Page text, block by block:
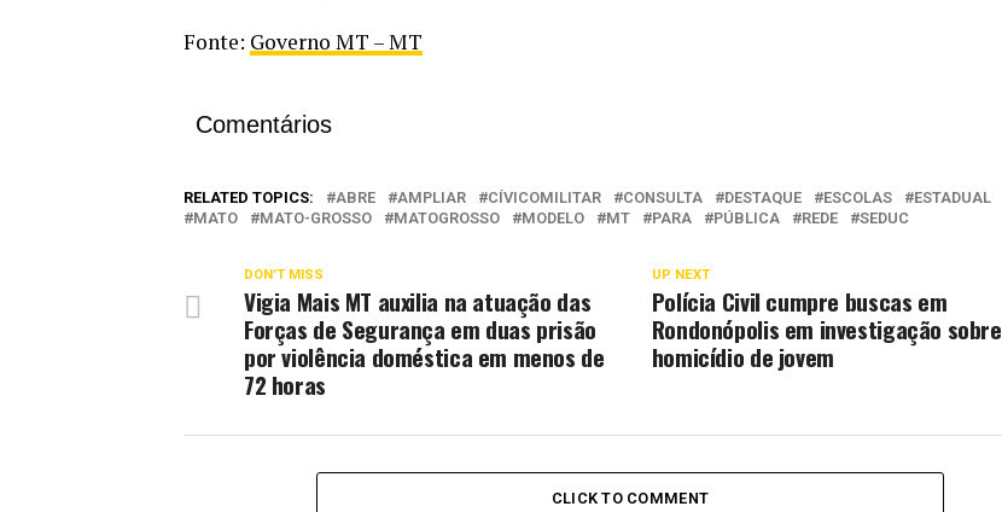
Fonte: Governo MT – MT
Comentários
RELATED TOPICS: ABRE AMPLIAR CÍVICOMILITAR CONSULTA DESTAQUE ESCOLAS ESTADUAL
MATO
MATO-GROSSO MATOGROSSO MODELO MT PARA PÚBLICA REDE SEDUC
UP NEXT
Polícia Civil cumpre buscas em
Rondonópolis em investigação sobre
homicídio de jovem
DON'T MISS
Vigia Mais MT auxilia na atuação das
Forças de Segurança em duas prisão
por violência doméstica em menos de
72 horas
CLICK TO COMMENT